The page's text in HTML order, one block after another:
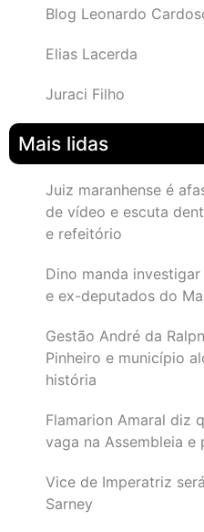
Blog Leonardo
Elias Lacerda
Juraci Filho
Mais lidas
Juiz maranhense é
de vídeo e escuta
e refeitório
Dino manda
e ex-deputados do
Gestão André da
Pinheiro e município
história
Flamarion Amaral diz
vaga na Assembleia
Vice de Imperatriz
Sarney